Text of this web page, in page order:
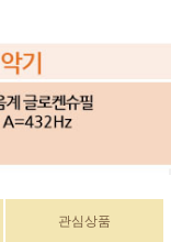
관심상품